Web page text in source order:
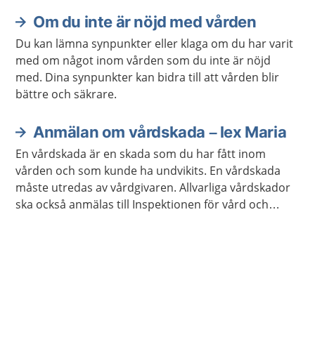
Om du inte är nöjd med vården
Du kan lämna synpunkter eller klaga om du har varit
med om något inom vården som du inte är nöjd
med. Dina synpunkter kan bidra till att vården blir
bättre och säkrare.
Anmälan om vårdskada – lex Maria
En vårdskada är en skada som du har fått inom
vården och som kunde ha undvikits. En vårdskada
måste utredas av vårdgivaren. Allvarliga vårdskador
ska också anmälas till Inspektionen för vård och